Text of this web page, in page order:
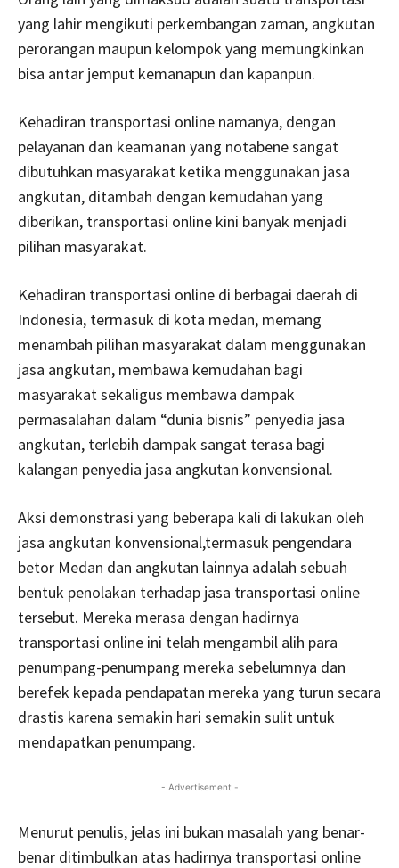
yang lahir mengikuti perkembangan zaman, angkutan
perorangan maupun kelompok yang memungkinkan
bisa antar jemput kemanapun dan kapanpun.
Kehadiran transportasi online namanya, dengan
pelayanan dan keamanan yang notabene sangat
dibutuhkan masyarakat ketika menggunakan jasa
angkutan, ditambah dengan kemudahan yang
diberikan, transportasi online kini banyak menjadi
pilihan masyarakat.
Kehadiran transportasi online di berbagai daerah di
Indonesia, termasuk di kota medan, memang
menambah pilihan masyarakat dalam menggunakan
jasa angkutan, membawa kemudahan bagi
masyarakat sekaligus membawa dampak
permasalahan dalam “dunia bisnis” penyedia jasa
angkutan, terlebih dampak sangat terasa bagi
kalangan penyedia jasa angkutan konvensional.
Aksi demonstrasi yang beberapa kali di lakukan oleh
jasa angkutan konvensional,termasuk pengendara
betor Medan dan angkutan lainnya adalah sebuah
bentuk penolakan terhadap jasa transportasi online
tersebut. Mereka merasa dengan hadirnya
transportasi online ini telah mengambil alih para
penumpang-penumpang mereka sebelumnya dan
berefek kepada pendapatan mereka yang turun secara
drastis karena semakin hari semakin sulit untuk
mendapatkan penumpang.
- Advertisement -
Menurut penulis, jelas ini bukan masalah yang benar-
benar ditimbulkan atas hadirnya transportasi online